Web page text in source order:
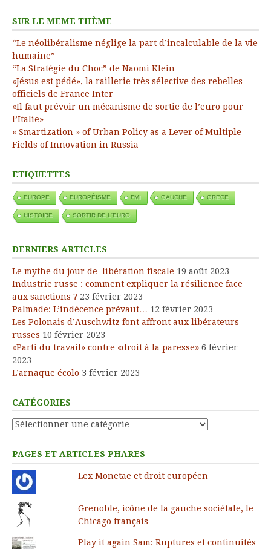
SUR LE MEME THÈME
“Le néolibéralisme néglige la part d’incalculable de la vie
humaine”
“La Stratégie du Choc” de Naomi Klein
«Jésus est pédé», la raillerie très sélective des rebelles
officiels de France Inter
«Il faut prévoir un mécanisme de sortie de l’euro pour
l’Italie»
« Smartization » of Urban Policy as a Lever of Multiple
Fields of Innovation in Russia
ETIQUETTES
EUROPE EUROPÉISME FMI GAUCHE GRECE
HISTOIRE SORTIR DE L'EURO
DERNIERS ARTICLES
Le mythe du jour de libération fiscale 19 août 2023
Industrie russe : comment expliquer la résilience face
aux sanctions ? 23 février 2023
Palmade: L’indécence prévaut… 12 février 2023
Les Polonais d’Auschwitz font affront aux libérateurs
russes 10 février 2023
«Parti du travail» contre «droit à la paresse» 6 février
2023
L’arnaque écolo 3 février 2023
CATÉGORIES
Catégories
PAGES ET ARTICLES PHARES
Lex Monetae et droit européen
Grenoble, icône de la gauche sociétale, le
Chicago français
Play it again Sam: Ruptures et continuités